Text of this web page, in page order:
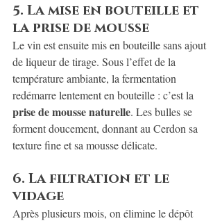
5. La mise en bouteille et
la prise de mousse
Le vin est ensuite mis en bouteille sans ajout
de liqueur de tirage. Sous l’effet de la
température ambiante, la fermentation
redémarre lentement en bouteille : c’est la
prise de mousse naturelle. Les bulles se
forment doucement, donnant au Cerdon sa
texture fine et sa mousse délicate.
6. La filtration et le
vidage
Après plusieurs mois, on élimine le dépôt